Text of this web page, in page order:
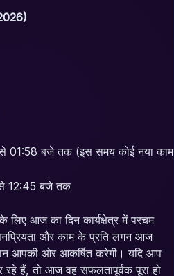
01:58 बजे तक (इस समय कोई नया काम
से 12:45 बजे तक
लिए आज का दिन कार्यक्षेत्र में परचम
और काम के प्रति लगन आज
आपकी ओर आकर्षित करेगी। यदि आप
रहे हैं, तो आज वह सफलतापूर्वक पूरा हो